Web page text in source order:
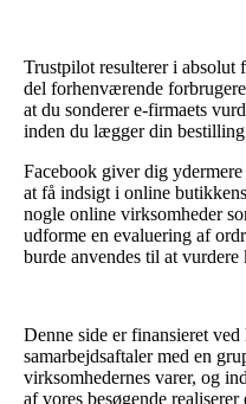
Trustpilot resulterer i absolut
del forhenværende
at du sonderer e-firmaets
inden du lægger din
Facebook giver dig
at få indsigt i online
nogle online virksomheder
udforme en evaluering af
burde anvendes til at vurdere
Denne side er finansieret
samarbejdsaftaler med en
virksomhedernes varer, og
af vores besøgende